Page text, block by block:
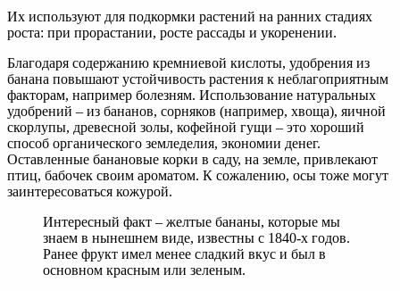
Их используют для подкормки растений на ранних стадиях
роста: при прорастании, росте рассады и укоренении.
Благодаря содержанию кремниевой кислоты, удобрения из
банана повышают устойчивость растения к неблагоприятным
факторам, например болезням. Использование натуральных
удобрений – из бананов, сорняков (например, хвоща), яичной
скорлупы, древесной золы, кофейной гущи – это хороший
способ органического земледелия, экономии денег.
Оставленные банановые корки в саду, на земле, привлекают
птиц, бабочек своим ароматом. К сожалению, осы тоже могут
заинтересоваться кожурой.
Интересный факт – желтые бананы, которые мы
знаем в нынешнем виде, известны с 1840-х годов.
Ранее фрукт имел менее сладкий вкус и был в
основном красным или зеленым.